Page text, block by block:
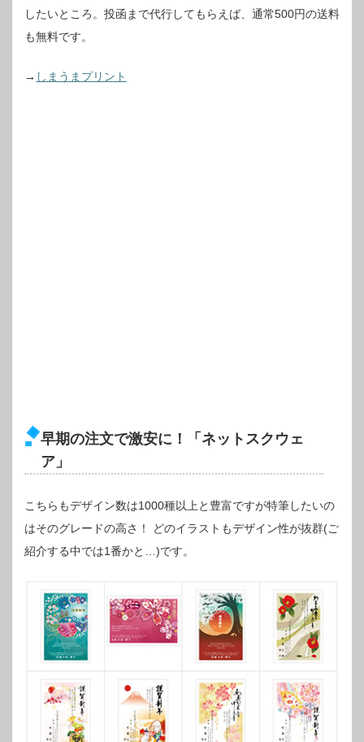
したいところ。投函まで代行してもらえば、通常500円の送料
も無料です。
→ しまうまプリント
早期の注文で激安に！「ネットスクウェ
ア」
こちらもデザイン数は1000種以上と豊富ですが特筆したいの
はそのグレードの高さ！
どのイラストもデザイン性が抜群(ご
紹介する中では1番かと…)です。